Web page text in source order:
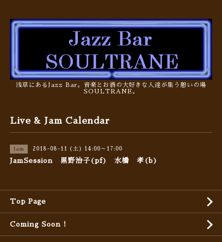
浅草にあるJazz Bar。音楽とお酒の大好きな人達が集う憩いの場
SOULTRANE。
Live & Jam Calendar
Jam 2018-08-11 (土) 14:00～17:00
JamSession 黒野治子(pf) 水橋 孝(b)
Top Page
Coming Soon !